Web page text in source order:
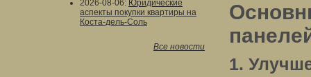
2026-08-06: Юридические
аспекты покупки квартиры на
Коста-дель-Соль
Все новости
1.